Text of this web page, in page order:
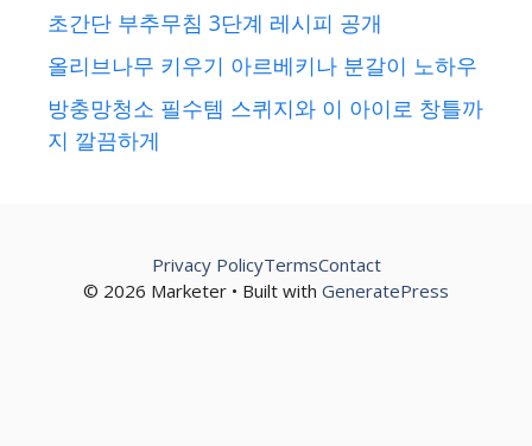
초간단 부추무침 3단계 레시피 공개
올리브나무 키우기 아르베키나 분갈이 노하우
방충망청소 필수템 스퀴지와 이 아이로 창틀까
지 깔끔하게
© 2026 Marketer • Built with GeneratePress
Privacy PolicyTermsContact